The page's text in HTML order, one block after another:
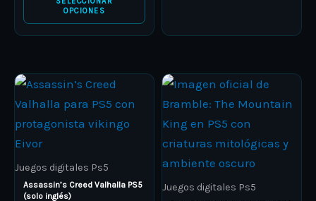
OPCIONES
Juegos digitales Ps5
Assassin’s Creed Valhalla PS5
(solo inglés)
ARS 8.000,00
ARS 10.000,00
This
product
has
multiple
variants.
The
Juegos digitales Ps5
ARS
This
product
has
multiple
variants.
The